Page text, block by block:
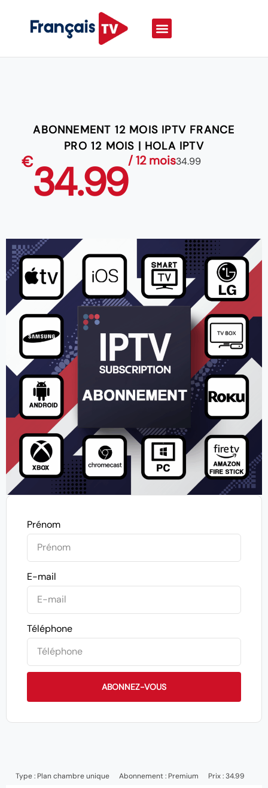
ABONNEMENT 12 MOIS IPTV FRANCE
PRO 12 MOIS | HOLA IPTV
€34.99/ 12 mois34.99
Prénom
E-mail
Téléphone
ABONNEZ-VOUS
Type : Plan chambre unique Abonnement : Premium Prix : 34.99